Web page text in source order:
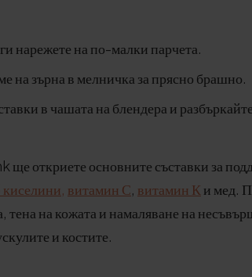
нарежете на по-малки парчета.
на зърна в мелничка за прясно брашно.
в чашата на блендера и
откриете основните съставки за
витамин С, витамин К и мед.
тена на кожата и намаляване на
и костите.